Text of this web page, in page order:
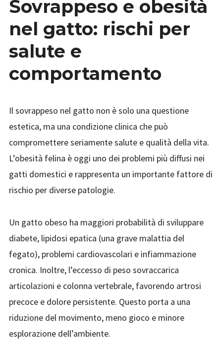
Sovrappeso e obesità
nel gatto: rischi per
salute e
comportamento
Il sovrappeso nel gatto non è solo una questione
estetica, ma una condizione clinica che può
compromettere seriamente salute e qualità della vita.
L’obesità felina è oggi uno dei problemi più diffusi nei
gatti domestici e rappresenta un importante fattore di
rischio per diverse patologie.
Un gatto obeso ha maggiori probabilità di sviluppare
diabete, lipidosi epatica (una grave malattia del
fegato), problemi cardiovascolari e infiammazione
cronica. Inoltre, l’eccesso di peso sovraccarica
articolazioni e colonna vertebrale, favorendo artrosi
precoce e dolore persistente. Questo porta a una
riduzione del movimento, meno gioco e minore
esplorazione dell’ambiente.